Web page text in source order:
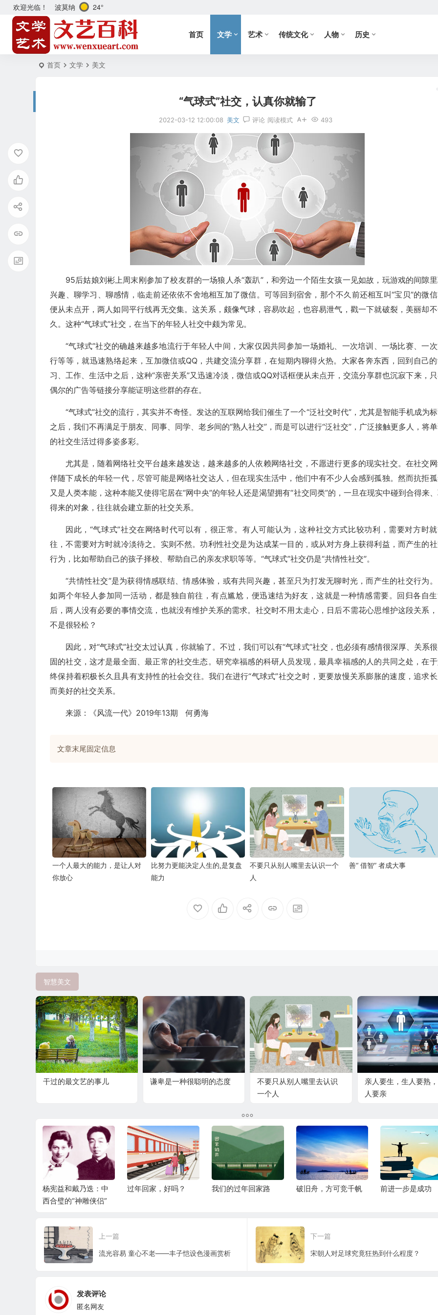
欢迎光临！ 波莫纳 24°
首页 文学 艺术 传统文化 人物 历史
首页 文学 美文
“气球式”社交，认真你就输了
2022-03-12 12:00:08 美文 评论 493
阅读模式
95后姑娘刘彬上周末刚参加了校友群的一场狼人杀“轰趴”，和旁边一个陌生女孩一见如故，玩游戏的间隙
兴趣、聊学习、聊感情，临走前还依依不舍地相互加了微信。可等回到宿舍，那个不久前还相互叫“宝贝”的微
便从未点开，两人如同平行线再无交集。这关系，颇像气球，容易吹起，也容易泄气，戳一下就破裂，美丽却
久。这种“气球式”社交，在当下的年轻人社交中颇为常见。
“气球式”社交的确越来越多地流行于年轻人中间，大家仅因共同参加一场婚礼、一次培训、一场比赛、一
行等等，就迅速熟络起来，互加微信或QQ，共建交流分享群，在短期内聊得火热。大家各奔东西，回到自己
习、工作、生活中之后，这种“亲密关系”又迅速冷淡，微信或QQ对话框便从未点开，交流分享群也沉寂下来，
偶尔的广告等链接分享能证明这些群的存在。
“气球式”社交的流行，其实并不奇怪。发达的互联网给我们催生了一个“泛社交时代”，尤其是智能手机成为
之后，我们不再满足于朋友、同事、同学、老乡间的“熟人社交”，而是可以进行“泛社交”，广泛接触更多人，将
的社交生活过得多姿多彩。
尤其是，随着网络社交平台越来越发达，越来越多的人依赖网络社交，不愿进行更多的现实社交。在社交
伴随下成长的年轻一代，尽管可能是网络社交达人，但在现实生活中，他们中有不少人会感到孤独。然而抗拒
又是人类本能，这种本能又使得宅居在“网中央”的年轻人还是渴望拥有“社交同类”的，一旦在现实中碰到合得来
得来的对象，往往就会建立新的社交关系。
因此，“气球式”社交在网络时代可以有，很正常。有人可能认为，这种社交方式比较功利，需要对方时
往，不需要对方时就冷淡待之。实则不然。功利性社交是为达成某一目的，或从对方身上获得利益，而产生的
行为，比如帮助自己的孩子择校、帮助自己的亲友求职等等。“气球式”社交仍是“共情性社交”。
“共情性社交”是为获得情感联结、情感体验，或有共同兴趣，甚至只为打发无聊时光，而产生的社交行为
如两个年轻人参加同一活动，都是独自前往，有点尴尬，便迅速结为好友，这就是一种情感需要。回归各自
后，两人没有必要的事情交流，也就没有维护关系的需求。社交时不用太走心，日后不需花心思维护这段关系
不是很轻松？
因此，对“气球式”社交太过认真，你就输了。不过，我们可以有“气球式”社交，也必须有感情很深厚、关系
固的社交，这才是最全面、最正常的社交生态。研究幸福感的科研人员发现，最具幸福感的人的共同之处，在
终保持着积极长久且具有支持性的社会交往。我们在进行“气球式”社交之时，更要放慢关系膨胀的速度，追求
而美好的社交关系。
来源：《风流一代》2019年13期 何勇海
文章末尾固定信息
一个人最大的能力，是让人对
你放心
比努力更能决定人生的,是复盘
能力
不要只从别人嘴里去认识一个
人
善“ 借智” 者成大事
智慧美文
干过的最文艺的事儿 谦卑是一种很聪明的态度
不要只从别人嘴里去认识
一个人
亲人要生，生人要熟
人要亲
过年回家，好吗？ 我们的过年回家路 破旧舟，方可竞千帆 前进一步是成功
乡愁，一种特别
上一篇
流光容易 童心不老——丰子恺设色漫画赏析
下一篇
宋朝人对足球究竟狂热到什么程度？
发表评论
匿名网友